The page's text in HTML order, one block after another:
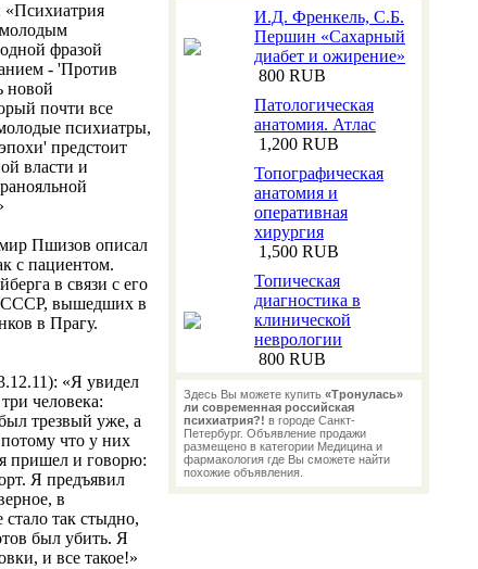
«Психиатрия
молодым
фразой
- 'Против
новой
почти все
психиатры,
предстоит
власти и
Пшизов описал
с пациентом.
в связи с его
СССР, вышедших в
в Прагу.
«Я увидел
человека:
трезвый уже, а
что у них
пришел и говорю:
Я предъявил
в
так стыдно,
был убить. Я
и все такое!»
И.Д. Френкель, С.Б.
Першин «Сахарный
диабет и ожирение»
800 RUB
Патологическая
анатомия. Атлас
1,200 RUB
Топографическая
анатомия и
оперативная
хирургия
1,500 RUB
Топическая
диагностика в
клинической
неврологии
800 RUB
Здесь Вы можете купить «Тронулась»
ли современная российская
психиатрия?! в городе Санкт-
Петербург. Объявление продажи
размещено в категории Медицина и
фармакология где Вы сможете найти
похожие объявления.